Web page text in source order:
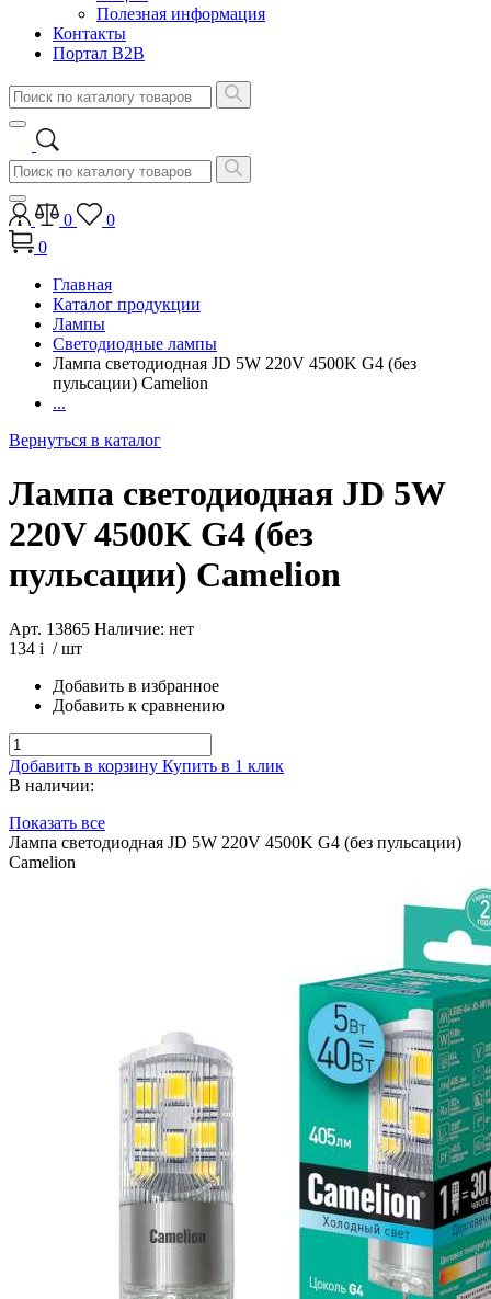
Полезная информация
Контакты
Портал B2B
0
0
0
Главная
Каталог продукции
Лампы
Светодиодные лампы
Лампа светодиодная JD 5W 220V 4500K G4 (без
пульсации) Camelion
...
Вернуться в каталог
Лампа светодиодная JD 5W
220V 4500K G4 (без
пульсации) Camelion
Арт. 13865 Наличие: нет
134 i / шт
Добавить в избранное
Добавить к сравнению
Добавить в корзину Купить в 1 клик
В наличии:
Показать все
Лампа светодиодная JD 5W 220V 4500K G4 (без пульсации)
Camelion